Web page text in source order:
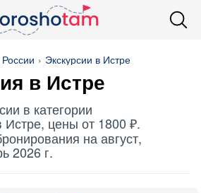
Экскурсии в Истре
в Истре
в категории
Истре, цены от 1800 ₽.
на август,
2026 г.